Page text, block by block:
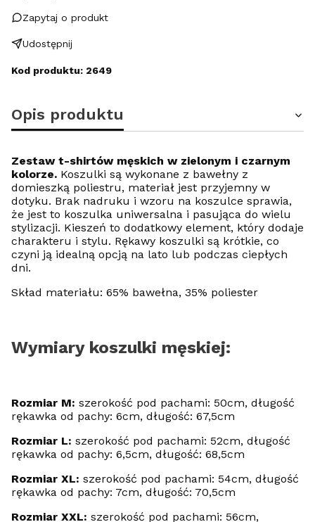
Zapytaj o produkt
Udostępnij
Kod produktu: 2649
Opis produktu
Zestaw t-shirtów męskich w zielonym i czarnym
kolorze. Koszulki są wykonane z bawełny z
domieszką poliestru, materiał jest przyjemny w
dotyku. Brak nadruku i wzoru na koszulce sprawia,
że jest to koszulka uniwersalna i pasująca do wielu
stylizacji. Kieszeń to dodatkowy element, który dodaje
charakteru i stylu. Rękawy koszulki są krótkie, co
czyni ją idealną opcją na lato lub podczas ciepłych
dni.
Skład materiału: 65% bawełna, 35% poliester
Wymiary koszulki męskiej:
Rozmiar M: szerokość pod pachami: 50cm, długość
rękawka od pachy: 6cm, długość: 67,5cm
Rozmiar L: szerokość pod pachami: 52cm, długość
rękawka od pachy: 6,5cm, długość: 68,5cm
Rozmiar XL: szerokość pod pachami: 54cm, długość
rękawka od pachy: 7cm, długość: 70,5cm
Rozmiar XXL: szerokość pod pachami: 56cm,